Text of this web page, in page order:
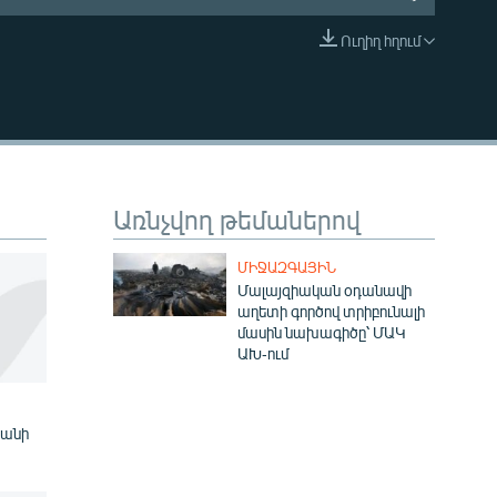
EMBED
Ուղիղ հղում
Առնչվող թեմաներով
ՄԻՋԱԶԳԱՅԻՆ
Մալայզիական օդանավի
աղետի գործով տրիբունալի
մասին նախագիծը՝ ՄԱԿ
ԱԽ-ում